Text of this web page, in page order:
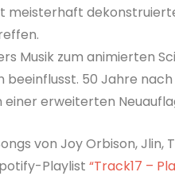
meisterhaft
Musik zum animierten
beeinflusst. 50 Jahre
erweiterten
von Joy Orbison,
Playlist “Track17 –